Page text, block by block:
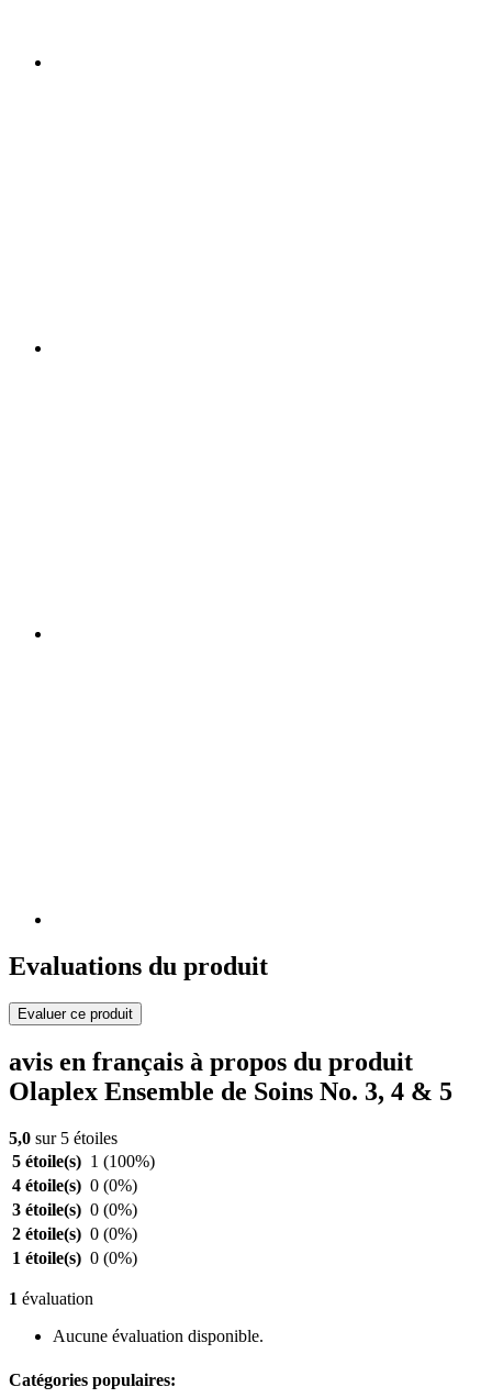
Evaluations du produit
Evaluer ce produit
avis en français à propos du produit
Olaplex Ensemble de Soins No. 3, 4 & 5
5,0 sur 5 étoiles
5 étoile(s) 1 (100%)
4 étoile(s) 0 (0%)
3 étoile(s) 0 (0%)
2 étoile(s) 0 (0%)
1 étoile(s) 0 (0%)
1 évaluation
Aucune évaluation disponible.
Catégories populaires: